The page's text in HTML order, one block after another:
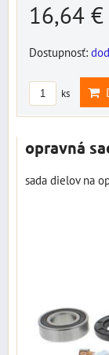
16,64 €
Dostupnosť:
ks
opravná
sada dielov na